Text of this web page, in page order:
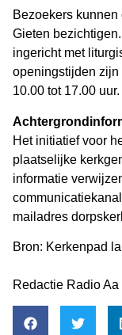
Bezoekers
Gieten
ingericht met
openingstijden zijn
10.00 tot 17.00 uur.
Het initiatief voor
plaatselijke
informatie
mailadres
Bron: Kerkenpad
Redactie Radio